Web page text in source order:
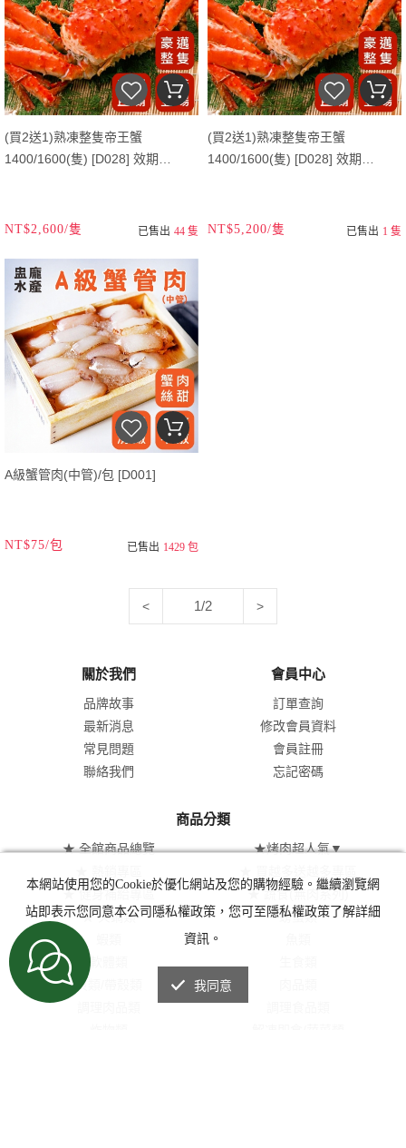
(買2送1)熟凍整隻帝王蟹
1400/1600(隻) [D028] 效期
NT$2,600/隻 已售出 44 隻
(買2送1)熟凍整隻帝王蟹
1400/1600(隻) [D028] 效期
NT$5,200/隻 已售出 1 隻
A級蟹管肉(中管)/包 [D001]
NT$75/包 已售出 1429 包
< 1/2 >
關於我們
品牌故事
最新消息
常見問題
聯絡我們
會員中心
訂單查詢
修改會員資料
會員註冊
忘記密碼
商品分類
★ 全館商品總覽
★烤肉超人氣▼
★ 健身補給專區
★ 蔬食(無肉系列)
★ 火鍋類
螃蟹類
軟體類
貝類/帶殼類
本網站使用您的Cookie於優化網站及您的購物經驗。繼續瀏覽網
站即表示您同意本公司隱私權政策，您可至隱私權政策了解詳細
資訊。
我同意